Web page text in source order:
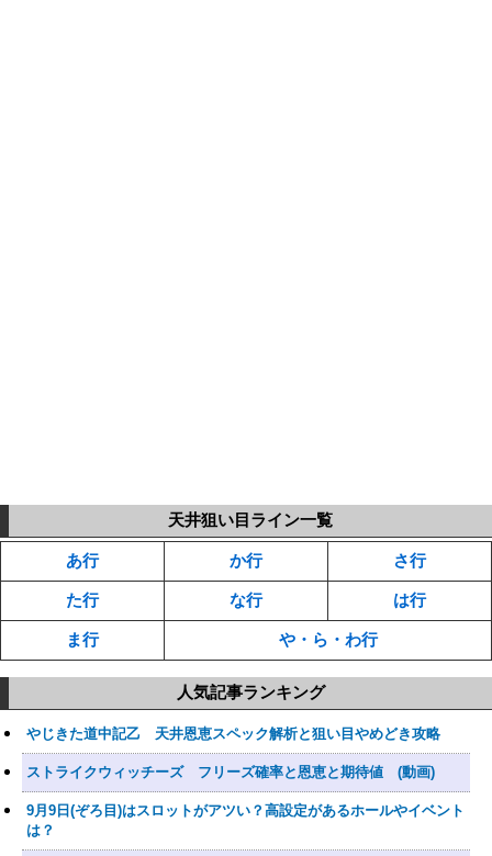
天井狙い目ライン一覧
あ行 か行 さ行
た行 な行 は行
ま行 や・ら・わ行
人気記事ランキング
やじきた道中記乙 天井恩恵スペック解析と狙い目やめどき攻略
ストライクウィッチーズ フリーズ確率と恩恵と期待値 (動画)
9月9日(ぞろ目)はスロットがアツい？高設定があるホールやイベント
は？